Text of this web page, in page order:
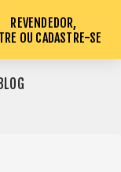
REVENDEDOR,
OU CADASTRE-SE
BLOG